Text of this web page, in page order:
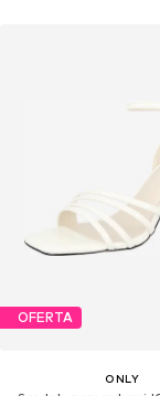
OFERTA
ONLY